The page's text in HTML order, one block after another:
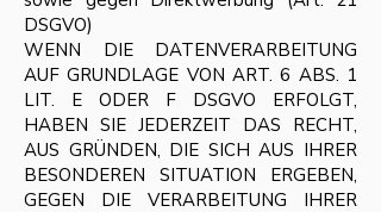
DSGVO)
WENN DIE DATENVERARBEITUNG
AUF GRUNDLAGE VON ART. 6 ABS. 1
LIT. E ODER F DSGVO ERFOLGT,
HABEN SIE JEDERZEIT DAS RECHT,
AUS GRÜNDEN, DIE SICH AUS IHRER
BESONDEREN SITUATION ERGEBEN,
GEGEN DIE VERARBEITUNG IHRER